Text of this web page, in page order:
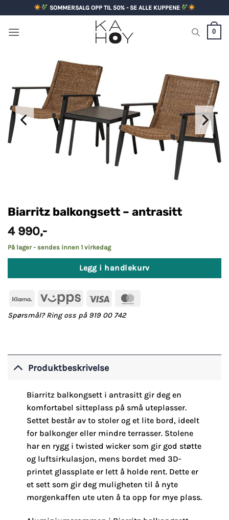
to
content
SOMMERSALG OPP TIL 50% - SE ALLE KUPPENE
0
Biarritz balkongsett – antrasitt
4 990,-
På lager - sendes innen 1 virkedag
Legg i handlekurv
Klarna Vipps Visa
Spørsmål? Ring oss på 919 00 742
Produktbeskrivelse
Biarritz balkongsett i antrasitt gir deg en
komfortabel sitteplass på små uteplasser.
Settet består av to stoler og et lite bord, ideelt
for balkonger eller mindre terrasser. Stolene
har en rygg i twisted wicker som gir god støtte
og luftsirkulasjon, mens bordet med 3D-
printet glassplate er lett å holde rent. Dette er
et sett som gir deg muligheten til å nyte
morgenkaffen ute uten å ta opp for mye plass.